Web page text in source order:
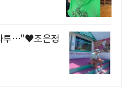
투…"♥조은정